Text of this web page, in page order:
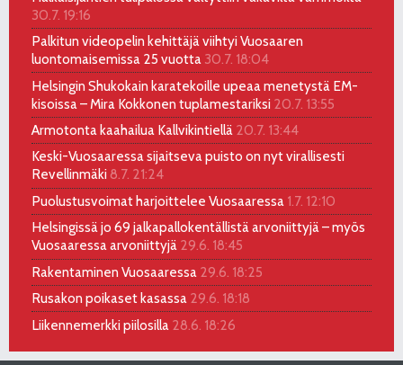
30.7. 19:16
Palkitun videopelin kehittäjä viihtyi Vuosaaren
luontomaisemissa 25 vuotta 30.7. 18:04
Helsingin Shukokain karatekoille upeaa menetystä EM-
kisoissa – Mira Kokkonen tuplamestariksi 20.7. 13:55
Armotonta kaahailua Kallvikintiellä 20.7. 13:44
Keski-Vuosaaressa sijaitseva puisto on nyt virallisesti
Revellinmäki 8.7. 21:24
Puolustusvoimat harjoittelee Vuosaaressa 1.7. 12:10
Helsingissä jo 69 jalkapallokentällistä arvoniittyjä – myös
Vuosaaressa arvoniittyjä 29.6. 18:45
Rakentaminen Vuosaaressa 29.6. 18:25
Rusakon poikaset kasassa 29.6. 18:18
Liikennemerkki piilosilla 28.6. 18:26